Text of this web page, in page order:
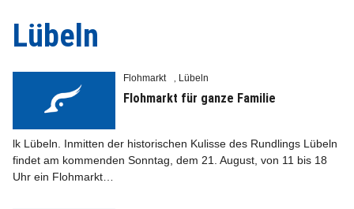
Anzeigenpreise
Meine Region Online
Elbeflirt
Lübeln
Flohmarkt Lübeln
Flohmarkt für ganze Familie
lk Lübeln. Inmitten der historischen Kulisse des Rundlings Lübeln
findet am kommenden Sonntag, dem 21. August, von 11 bis 18
Uhr ein Flohmarkt…